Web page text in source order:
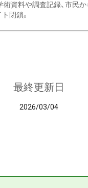
資料や調査記録、市民
閉鎖。
最終更新日
2026/03/04